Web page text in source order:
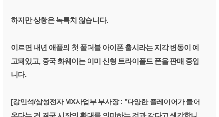
하지만 상황은 녹록치 않습니다.
이르면 내년 애플의 첫 폴더블 아이폰 출시라는 지각 변동이 예
고돼있고, 중국 화웨이는 이미 신형 트라이폴드 폰을 판매 중입
니다.
[강민석/삼성전자 MX사업부 부사장 : "다양한 플레이어가 들어
온다는 건 결국 시장의 확대를 의미하는 것과 같다고 생각합니